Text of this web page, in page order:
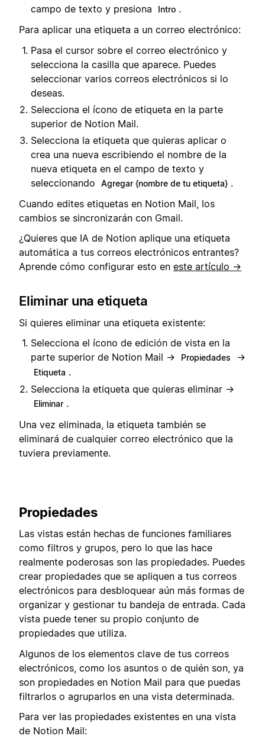
campo de texto y presiona
Intro .
Para aplicar una etiqueta a un correo electrónico:
Pasa el cursor sobre el correo electrónico y
selecciona la casilla que aparece. Puedes
seleccionar varios correos electrónicos si lo
deseas.
Selecciona el ícono de etiqueta en la parte
superior de Notion Mail.
Selecciona la etiqueta que quieras aplicar o
crea una nueva escribiendo el nombre de la
nueva etiqueta en el campo de texto y
seleccionando
Agregar {nombre de tu etiqueta} .
Cuando edites etiquetas en Notion Mail, los
cambios se sincronizarán con Gmail.
¿Quieres que IA de Notion aplique una etiqueta
automática a tus correos electrónicos entrantes?
Aprende cómo configurar esto en este artículo →
Eliminar una etiqueta
Si quieres eliminar una etiqueta existente:
Selecciona el ícono de edición de vista en la
parte superior de Notion Mail →
Propiedades →
Etiqueta .
Selecciona la etiqueta que quieras eliminar →
Eliminar .
Una vez eliminada, la etiqueta también se
eliminará de cualquier correo electrónico que la
tuviera previamente.
Propiedades
Las vistas están hechas de funciones familiares
como filtros y grupos, pero lo que las hace
realmente poderosas son las propiedades. Puedes
crear propiedades que se apliquen a tus correos
electrónicos para desbloquear aún más formas de
organizar y gestionar tu bandeja de entrada. Cada
vista puede tener su propio conjunto de
propiedades que utiliza.
Algunos de los elementos clave de tus correos
electrónicos, como los asuntos o de quién son, ya
son propiedades en Notion Mail para que puedas
filtrarlos o agruparlos en una vista determinada.
Para ver las propiedades existentes en una vista
de Notion Mail: